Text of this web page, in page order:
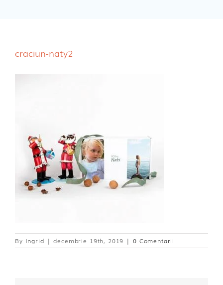
Dischete alaptare
craciun-naty2
By Ingrid | decembrie 19th, 2019 | 0 Comentarii